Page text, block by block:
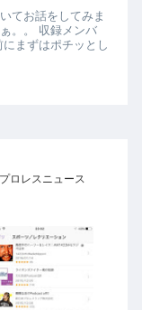
てお話をしてみま
。。 収録メンバ
まずはポチッとし
ロレスニュース